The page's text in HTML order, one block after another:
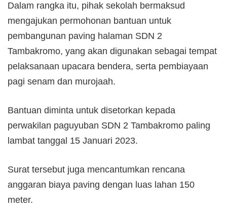
Dalam rangka itu, pihak sekolah bermaksud
mengajukan permohonan bantuan untuk
pembangunan paving halaman SDN 2
Tambakromo, yang akan digunakan sebagai tempat
pelaksanaan upacara bendera, serta pembiayaan
pagi senam dan murojaah.
Bantuan diminta untuk disetorkan kepada
perwakilan paguyuban SDN 2 Tambakromo paling
lambat tanggal 15 Januari 2023.
Surat tersebut juga mencantumkan rencana
anggaran biaya paving dengan luas lahan 150
meter.